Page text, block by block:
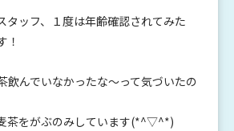
タッフ、１度は年齢確認されてみた
！
飲んでいなかったな～って気づいたの
茶をがぶのみしています(*^▽^*)